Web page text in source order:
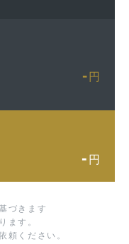
- 円
- 円
づきます
ます。
頼ください。